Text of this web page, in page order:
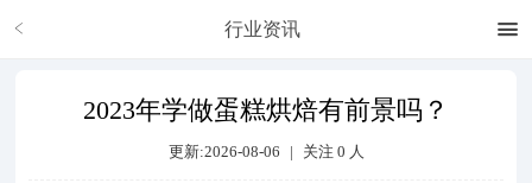
行业资讯
2023年学做蛋糕烘焙有前景吗？
更新:2026-08-06 | 关注 0 人